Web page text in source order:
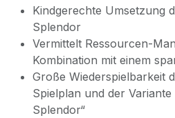
Kindgerechte Umsetzung
Splendor
Vermittelt Ressourcen-
Kombination mit einem
Große Wiederspielbarkeit
Spielplan und der Variante
Splendor“